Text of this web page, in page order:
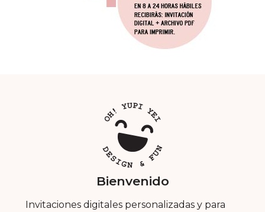
Bienvenido
Invitaciones digitales personalizadas y para